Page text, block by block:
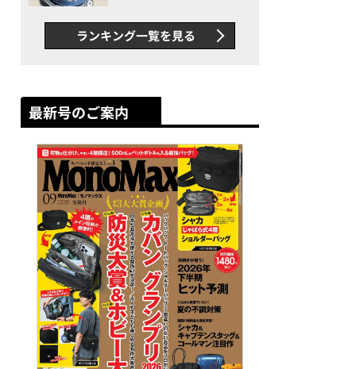
新ムーブメントの衝撃
ランキング一覧を見る
最新号のご案内